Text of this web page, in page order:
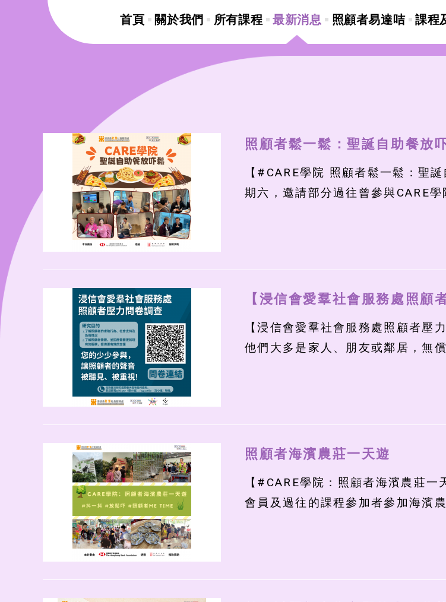
首頁 關於我們 所有課程 最新消息 照顧者易達咭 課程
照顧者鬆一鬆：聖誕自助餐放
【#CARE學院 照顧者鬆一鬆：聖
期六，邀請部分過往曾參與CARE
【浸信會愛羣社會服務處照顧
【浸信會愛羣社會服務處照顧者
他們大多是家人、朋友或鄰居，無
照顧者海濱農莊一天遊
【#CARE學院：照顧者海濱農莊
會員及過往的課程參加者參加海濱